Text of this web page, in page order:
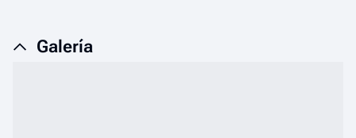
Galería